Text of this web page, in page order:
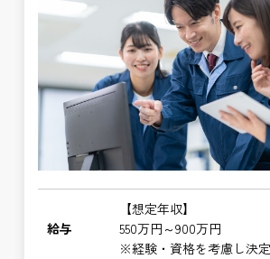
給与
【想定年収】
550万円～900万円
※経験・資格を考慮し決定